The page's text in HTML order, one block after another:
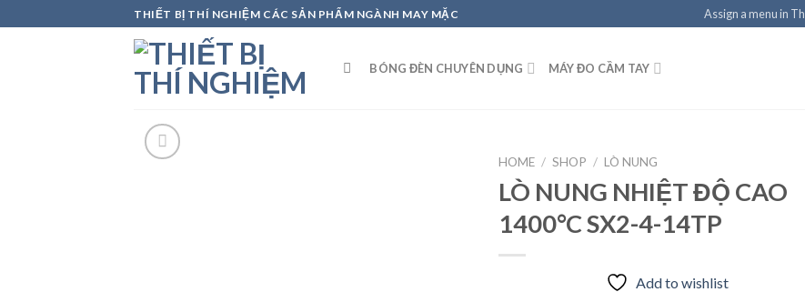
to
THIẾT BỊ THÍ NGHIỆM CÁC SẢN PHẨM NGÀNH MAY MẶC Assign a menu in
BÓNG ĐÈN CHUYÊN DỤNG MÁY ĐO CẦM TAY
HOME / SHOP / LÒ NUNG
LÒ NUNG NHIỆT ĐỘ CAO
1400°C SX2-4-14TP
Add to wishlist